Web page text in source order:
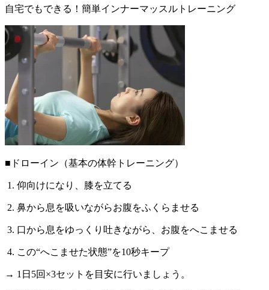
自宅でもできる！簡単インナーマッスルトレーニング
■ドローイン（基本の体幹トレーニング）
1. 仰向けになり、膝を立てる
2. 鼻から息を吸いながらお腹をふくらませる
3. 口から息をゆっくり吐きながら、お腹をへこませる
4. この“へこませた状態”を10秒キープ
→ 1日5回×3セットを目安に行いましょう。